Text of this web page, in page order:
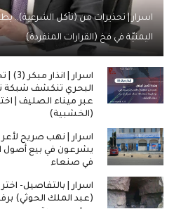
اسرار | تحذيرات من (تآكل الشرعية)..
اليمنيّة في فخ (القرارات المنفردة)
البحري تنكشف شبكة
عبر ميناء الصليف |
(الخشبية)
اسرار | نهب صريح
يشرعون في بيع أصول
في صنعاء
اسرار | بالتفاصيل-
(عبد الملك الحوثي)